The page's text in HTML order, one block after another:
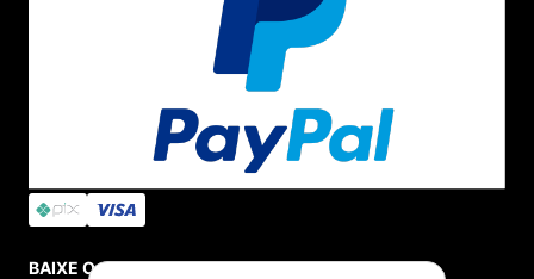
FORMAS DE PAGAMENTO